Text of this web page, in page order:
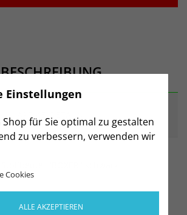
Einstellungen
für Sie optimal zu gestalten
zu verbessern, verwenden wir
Cookies
ALLE AKZEPTIEREN
BESCHREIBUNG
ARTIKELDETAILS
"BOXER" schwarz